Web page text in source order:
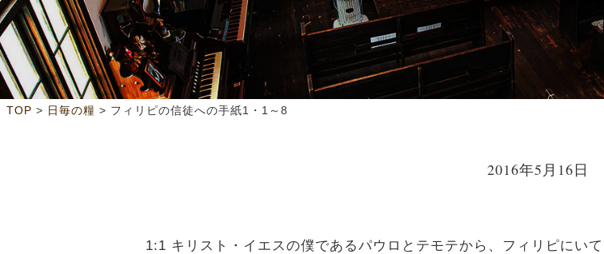
TOP > 日毎の糧 > フィリピの信徒への手紙1・1～8
2016年5月16日
1:1 キリスト・イエスの僕であるパウロとテモテから、フィリピにい